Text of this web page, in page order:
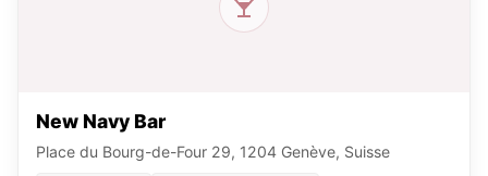
New Navy Bar
Place du Bourg-de-Four 29, 1204 Genève, Suisse